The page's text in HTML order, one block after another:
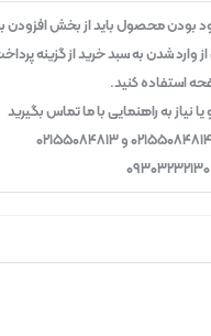
بودن محصول باید از بخش افزودن
وارد شدن به سبد خرید از گزینه
استفاده کنید.
به راهنمایی با ما تماس بگیرید